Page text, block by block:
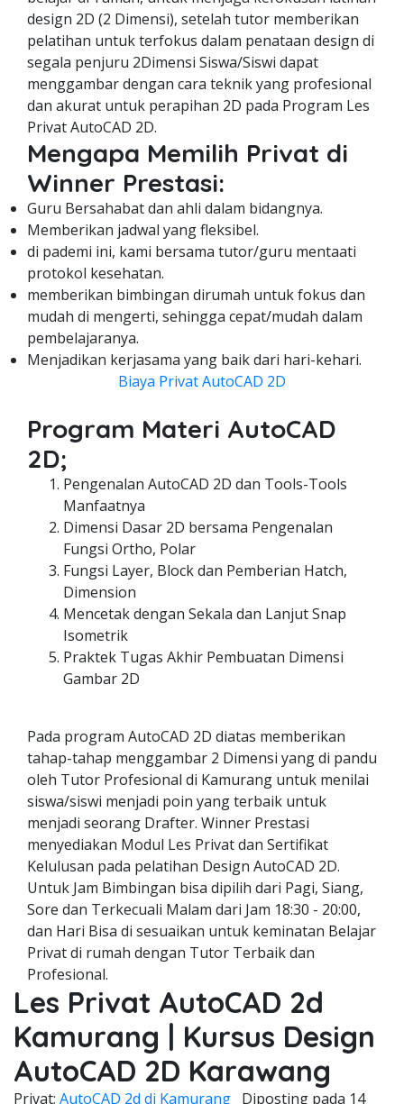
design 2D (2 Dimensi), setelah tutor memberikan
pelatihan untuk terfokus dalam penataan design di
segala penjuru 2Dimensi Siswa/Siswi dapat
menggambar dengan cara teknik yang profesional
dan akurat untuk perapihan 2D pada Program Les
Privat AutoCAD 2D.
Mengapa Memilih Privat di
Winner Prestasi:
Guru Bersahabat dan ahli dalam bidangnya.
Memberikan jadwal yang fleksibel.
di pademi ini, kami bersama tutor/guru mentaati
protokol kesehatan.
memberikan bimbingan dirumah untuk fokus dan
mudah di mengerti, sehingga cepat/mudah dalam
pembelajaranya.
Menjadikan kerjasama yang baik dari hari-kehari.
Biaya Privat AutoCAD 2D
Program Materi AutoCAD
2D;
Pengenalan AutoCAD 2D dan Tools-Tools
Manfaatnya
Dimensi Dasar 2D bersama Pengenalan
Fungsi Ortho, Polar
Fungsi Layer, Block dan Pemberian Hatch,
Dimension
Mencetak dengan Sekala dan Lanjut Snap
Isometrik
Praktek Tugas Akhir Pembuatan Dimensi
Gambar 2D
Pada program AutoCAD 2D diatas memberikan
tahap-tahap menggambar 2 Dimensi yang di pandu
oleh Tutor Profesional di Kamurang untuk menilai
siswa/siswi menjadi poin yang terbaik untuk
menjadi seorang Drafter. Winner Prestasi
menyediakan Modul Les Privat dan Sertifikat
Kelulusan pada pelatihan Design AutoCAD 2D.
Untuk Jam Bimbingan bisa dipilih dari Pagi, Siang,
Sore dan Terkecuali Malam dari Jam 18:30 - 20:00,
dan Hari Bisa di sesuaikan untuk keminatan Belajar
Privat di rumah dengan Tutor Terbaik dan
Profesional.
Les Privat AutoCAD 2d
Kamurang | Kursus Design
AutoCAD 2D Karawang
Privat; AutoCAD 2d di Kamurang Diposting pada 14